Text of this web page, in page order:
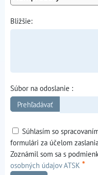
Bližšie:
Súbor na odoslanie :
Súhlasím so
formulári za účelom
Zoznámil som sa s
osobných údajov ATSK *